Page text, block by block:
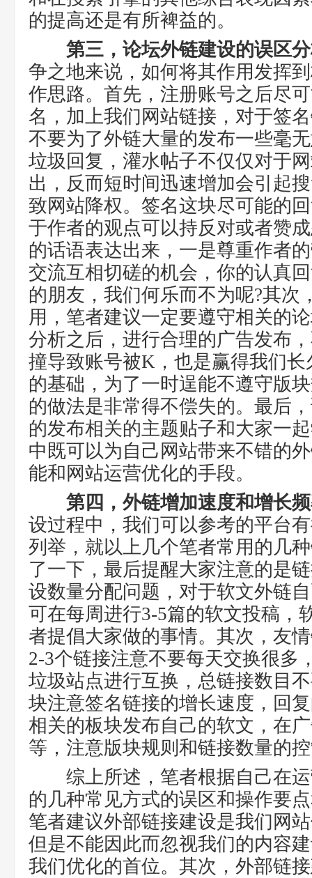
的提高还是有所裨益的。
第三，论坛外链建设的误区分
争之地来说，如何将其作用发挥
作思路。首先，注册账号之后尽
名，加上我们网站链接，对于签
不要为了外链大量的发布一些毫
垃圾回复，灌水帖子不仅仅对于
出，反而短时间迅速增加会引起
致网站降权。签名这块尽可能的
于作者的观点可以持反对或者赞
的话语表达出来，一是尊重作者
交流互相切磋的机会，你的认真
的朋友，我们何乐而不为呢?其次
用，笔者建议一定要遵守相关的
分析之后，进行合理的广告发布
撞导致账号被K，也是赢得我们
的基础，为了一时逞能不遵守版
的做法是非常得不偿失的。最后
的发布相关的主题贴子和大家一
中既可以为自己网站带来不错的
能和网站运营优化的手段。
第四，外链增加速度和增长频
设过程中，我们可以参考的平台
列举，就以上几个笔者常用的几
了一下，最后提醒大家注意的是
设数量分配问题，对于软文外链
可在每周进行3-5篇的软文投稿，
者提倡大家做的事情。其次，友
2-3个链接注意不要每天交换很多
垃圾站点进行互换，总链接数目
块注意签名链接的增长速度，回
相关的板块发布自己的软文，在
等，注意版块规则和链接数量的
综上所述，笔者根据自己在运
的几种常见方式的误区和操作要
笔者建议外部链接建设是我们网
但是不能因此而忽视我们的内容
我们优化的首位。其次，外部链